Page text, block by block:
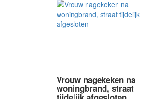
Vrouw nagekeken na
woningbrand, straat